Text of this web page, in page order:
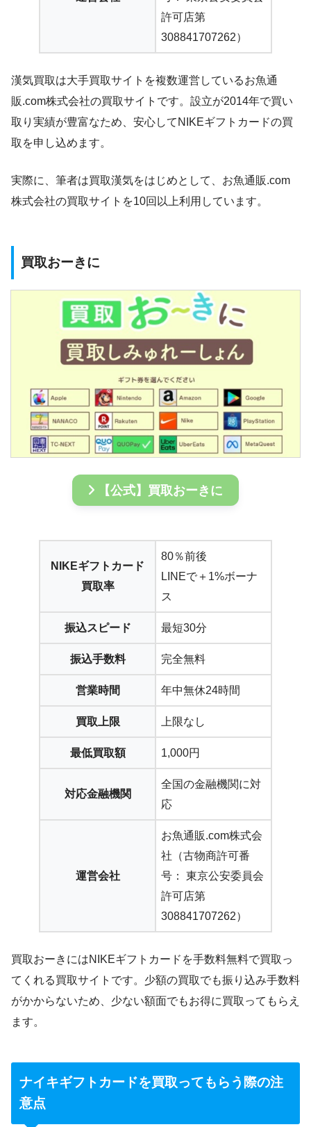
許可店第
308841707262）
漢気買取は大手買取サイトを複数運営しているお魚通
販.com株式会社の買取サイトです。設立が2014年で買い
取り実績が豊富なため、安心してNIKEギフトカードの買
取を申し込めます。
実際に、筆者は買取漢気をはじめとして、お魚通販.com
株式会社の買取サイトを10回以上利用しています。
買取おーきに
【公式】買取おーきに
NIKEギフトカード
買取率
80％前後
LINEで＋1%ボーナ
ス
振込スピード 最短30分
振込手数料 完全無料
営業時間 年中無休24時間
買取上限 上限なし
最低買取額 1,000円
対応金融機関
全国の金融機関に対
応
運営会社
お魚通販.com株式会
社（古物商許可番
号： 東京公安委員会
許可店第
308841707262）
買取おーきにはNIKEギフトカードを手数料無料で買取っ
てくれる買取サイトです。少額の買取でも振り込み手数料
がかからないため、少ない額面でもお得に買取ってもらえ
ます。
ナイキギフトカードを買取ってもらう際の注
意点